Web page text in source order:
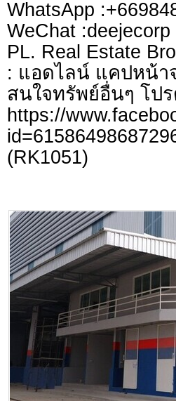
WhatsApp
WeChat :deejecorp
PL. Real Estate
: แอดไลน์ แคปหน้า
สนใจทรัพย์อื่นๆ โป
https://
(RK1051)